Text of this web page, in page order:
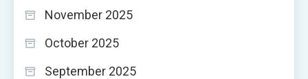
November 2025
October 2025
September 2025